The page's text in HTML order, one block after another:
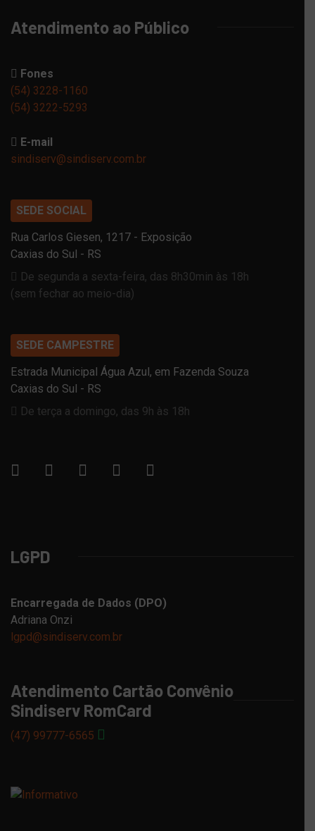
Atendimento ao Público
Fones
(54) 3228-1160
(54) 3222-5293
E-mail
sindiserv@sindiserv.com.br
SEDE SOCIAL
Rua Carlos Giesen, 1217 - Exposição
Caxias do Sul - RS
De segunda a sexta-feira, das 8h30min às 18h
(sem fechar ao meio-dia)
SEDE CAMPESTRE
Estrada Municipal Água Azul, em Fazenda Souza
Caxias do Sul - RS
De terça a domingo, das 9h às 18h
LGPD
Encarregada de Dados (DPO)
Adriana Onzi
lgpd@sindiserv.com.br
Atendimento Cartão Convênio
Sindiserv RomCard
(47) 99777-6565